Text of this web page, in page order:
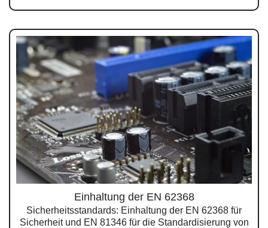
Einhaltung der EN 62368
Sicherheitsstandards: Einhaltung der EN 62368 für
Sicherheit und EN 81346 für die Standardisierung von